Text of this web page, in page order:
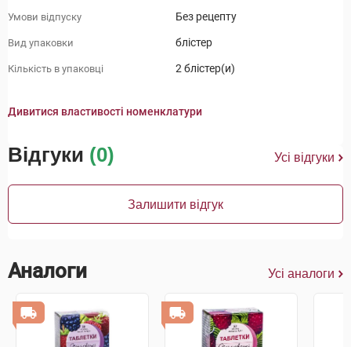
Умови відпуску Без рецепту
Вид упаковки блістер
Кількість в упаковці 2 блістер(и)
Дивитися властивості номенклатури
Відгуки (0) Усі відгуки
Залишити відгук
Аналоги Усі аналоги